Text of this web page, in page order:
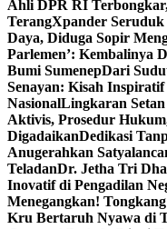
Ahli DPR RI
TerangXpander
Daya, Diduga Sopir
Parlemen’: Kembalinya
Bumi SumenepDari
Senayan: Kisah Inspiratif
NasionalLingkaran
Aktivis, Prosedur
DigadaikanDedikasi
Anugerahkan
TeladanDr. Jetha Tri
Inovatif di Pengadilan
Menegangkan!
Kru Bertaruh Nyawa di